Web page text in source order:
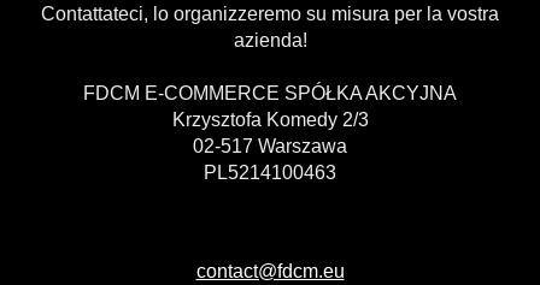
Contattateci, lo organizzeremo su misura per la vostra
azienda!
FDCM E-COMMERCE SPÓŁKA AKCYJNA
Krzysztofa Komedy 2/3
02-517 Warszawa
PL5214100463
contact@fdcm.eu